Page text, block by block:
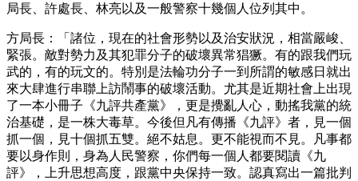
局長、許處長、林亮以及一般警察十幾個人位列其中。
方局長：「諸位，現在的社會形勢以及治安狀況，相當嚴峻、
緊張。敵對勢力及其犯罪分子的破壞異常猖獗。有的跟我們玩
武的，有的玩文的。特別是法輪功分子一到所謂的敏感日就出
來大肆進行串聯上訪鬧事的破壞活動。尤其是近期社會上出現
了一本小冊子《九評共產黨》，更是攪亂人心，動搖我黨的統
治基礎，是一株大毒草。今後但凡有傳播《九評》者，見一個
抓一個，見十個抓五雙。絕不姑息。更不能視而不見。凡事都
要以身作則，身為人民警察，你們每一個人都要閱讀《九
評》，上升思想高度，跟黨中央保持一致。認真寫出一篇批判